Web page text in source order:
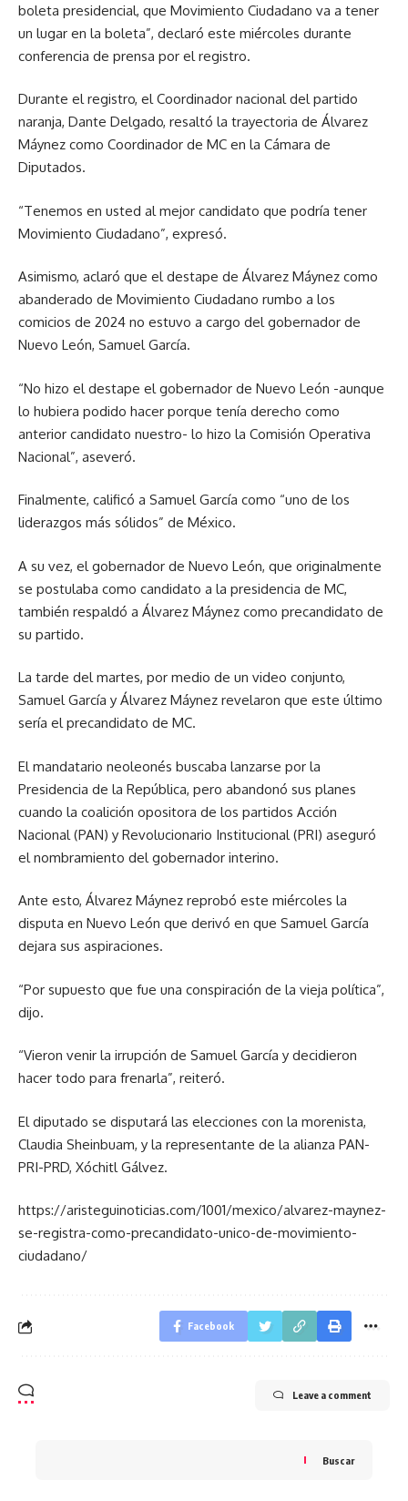
boleta presidencial, que Movimiento Ciudadano va a tener
un lugar en la boleta”, declaró este miércoles durante
conferencia de prensa por el registro.
Durante el registro, el Coordinador nacional del partido
naranja, Dante Delgado, resaltó la trayectoria de Álvarez
Máynez como Coordinador de MC en la Cámara de
Diputados.
“Tenemos en usted al mejor candidato que podría tener
Movimiento Ciudadano”, expresó.
Asimismo, aclaró que el destape de Álvarez Máynez como
abanderado de Movimiento Ciudadano rumbo a los
comicios de 2024 no estuvo a cargo del gobernador de
Nuevo León, Samuel García.
“No hizo el destape el gobernador de Nuevo León -aunque
lo hubiera podido hacer porque tenía derecho como
anterior candidato nuestro- lo hizo la Comisión Operativa
Nacional”, aseveró.
Finalmente, calificó a Samuel García como “uno de los
liderazgos más sólidos” de México.
A su vez, el gobernador de Nuevo León, que originalmente
se postulaba como candidato a la presidencia de MC,
también respaldó a Álvarez Máynez como precandidato de
su partido.
La tarde del martes, por medio de un video conjunto,
Samuel García y Álvarez Máynez revelaron que este último
sería el precandidato de MC.
El mandatario neoleonés buscaba lanzarse por la
Presidencia de la República, pero abandonó sus planes
cuando la coalición opositora de los partidos Acción
Nacional (PAN) y Revolucionario Institucional (PRI) aseguró
el nombramiento del gobernador interino.
Ante esto, Álvarez Máynez reprobó este miércoles la
disputa en Nuevo León que derivó en que Samuel García
dejara sus aspiraciones.
“Por supuesto que fue una conspiración de la vieja política”,
dijo.
“Vieron venir la irrupción de Samuel García y decidieron
hacer todo para frenarla”, reiteró.
El diputado se disputará las elecciones con la morenista,
Claudia Sheinbuam, y la representante de la alianza PAN-
PRI-PRD, Xóchitl Gálvez.
https://aristeguinoticias.com/1001/mexico/alvarez-maynez-
se-registra-como-precandidato-unico-de-movimiento-
ciudadano/
Facebook
Leave a comment
Buscar